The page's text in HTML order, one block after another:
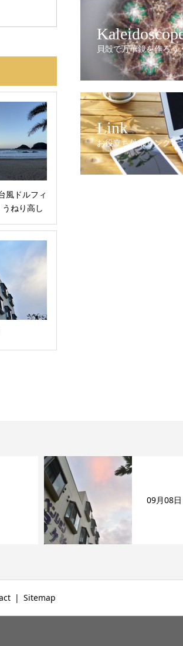
風ドルフィ
ねり高し
貝殻で万華鏡を作ろう
Link
お役立ち外部リンク
09月08
Sitemap